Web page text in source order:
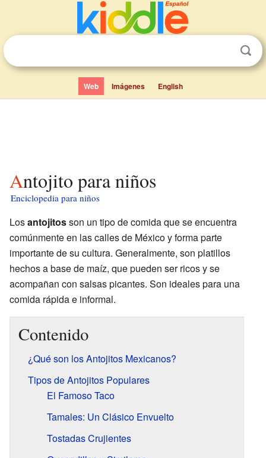
Web Imágenes English
Antojito para niños
Enciclopedia para niños
Losantojitosson un tipo de comida que se encuentra
comúnmente en las calles de México y forma parte
importante de su cultura. Generalmente, son platillos
hechos a base de maíz, que pueden ser ricos y se
acompañan con salsas picantes. Son ideales para una
comida rápida e informal.
Contenido
¿Qué son los Antojitos Mexicanos?
Tipos de Antojitos Populares
El Famoso Taco
Tamales: Un Clásico Envuelto
Tostadas Crujientes